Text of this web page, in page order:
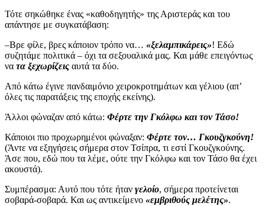
Τότε σηκώθηκε ένας «καθοδηγητής» της Αριστεράς και του
απάντησε με συγκατάβαση:
–Βρε φίλε, βρες κάποιον τρόπο να… «ξελαμπικάρεις»! Εδώ
συζητάμε πολιτικά – όχι τα σεξουαλικά μας. Και μάθε επειγόντως
να τα ξεχωρίζεις αυτά τα δύο.
Από κάτω έγινε πανδαιμόνιο χειροκροτημάτων και γέλιου (απ’
όλες τις παρατάξεις της εποχής εκείνης).
Άλλοι φώναζαν από κάτω: Φέρτε την Γκόλφω και τον Τάσο!
Κάποιοι πιο προχωρημένοι φώναξαν: Φέρτε τον… Γκουζγκούνη!
(Άντε να εξηγήσεις σήμερα στον Τσίπρα, τι εστί Γκουζγκούνης.
Άσε που, εδώ που τα λέμε, ούτε την Γκόλφω και τον Τάσο θα έχει
ακουστά).
Συμπέρασμα: Αυτό που τότε ήταν γελοίο, σήμερα προτείνεται
σοβαρά-σοβαρά. Και ως αντικείμενο «εμβριθούς μελέτης».